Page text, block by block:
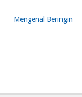
Mengenal Beringin